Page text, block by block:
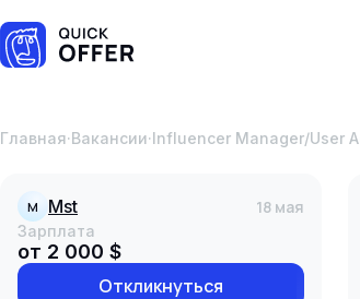
Главная·Вакансии· Influencer Manager/User
M mst 18 мая
Зарплата
от 2 000 $
Откликнуться